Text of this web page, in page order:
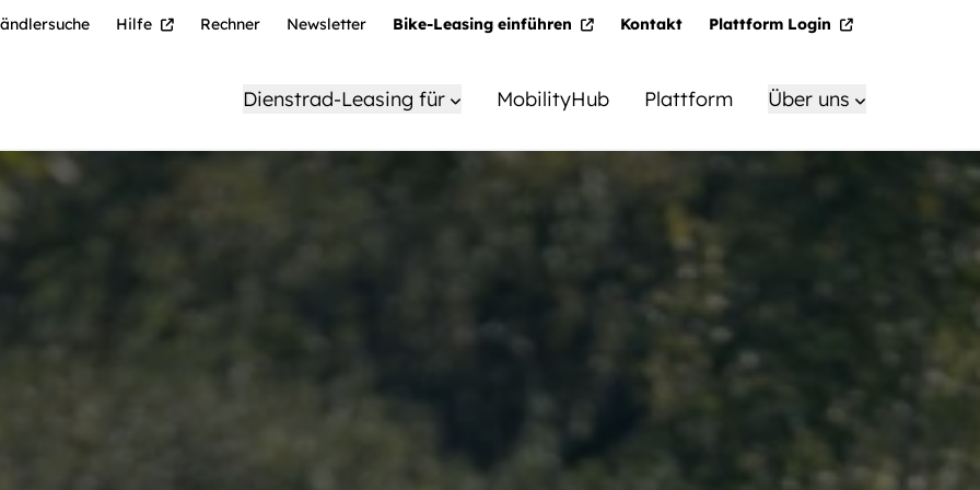
Hilfe Rechner Newsletter Bike-Leasing einführen Kontakt Plattform Login
Dienstrad-Leasing für MobilityHub Plattform Über uns